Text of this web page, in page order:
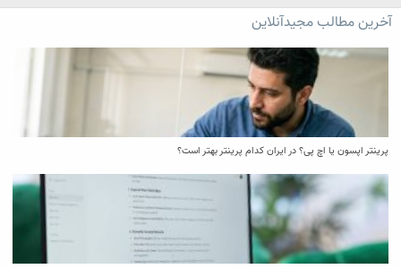
آخرین مطالب مجیدآنلاین
پرینتر اپسون یا اچ پی؟ در ایران کدام پرینتر بهتر است؟